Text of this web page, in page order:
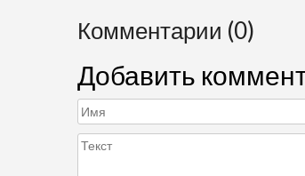
Комментарии (0)
Добавить